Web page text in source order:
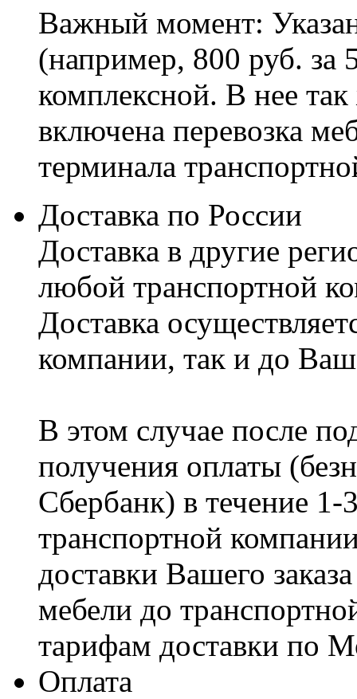
Важный момент:
(например, 800 руб. за
комплексной. В нее
включена перевозка
терминала
Доставка по России
Доставка в другие
любой транспортной
Доставка
компании, так и до
В этом случае после
получения оплаты
Сбербанк) в течение
транспортной
доставки Вашего
мебели до
тарифам доставки по
Оплата